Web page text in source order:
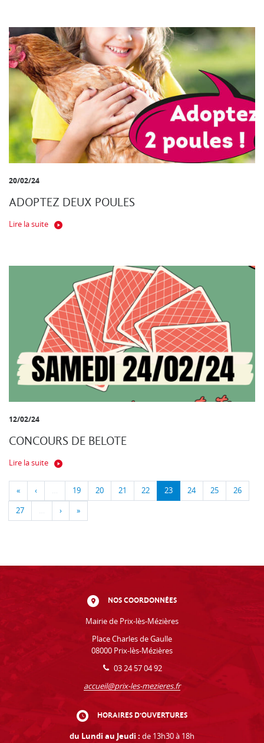
20/02/24
ADOPTEZ DEUX POULES
Lire la suite
12/02/24
CONCOURS DE BELOTE
Lire la suite
« ‹ … 19 20 21 22 23 24 25 26
27 … › »
NOS COORDONNÉES
Mairie de Prix-lès-Mézières
Place Charles de Gaulle
08000 Prix-lès-Mézières
03 24 57 04 92
accueil@prix-les-mezieres.fr
HORAIRES D'OUVERTURES
du Lundi au Jeudi : de 13h30 à 18h